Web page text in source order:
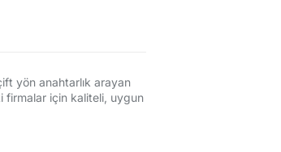
yön anahtarlık arayan
firmalar için kaliteli, uygun